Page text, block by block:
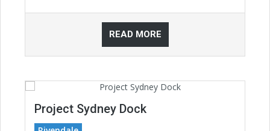
READ MORE
Project Sydney Dock